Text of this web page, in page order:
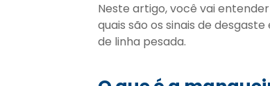
Neste artigo, você vai
quais são os sinais de
de linha pesada.